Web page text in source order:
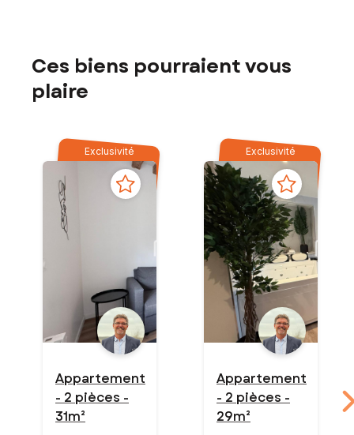
Ces biens pourraient vous
plaire
Exclusivité
Appartement
- 2 pièces -
31m²
Exclusivité
Appartement
- 2 pièces -
29m²